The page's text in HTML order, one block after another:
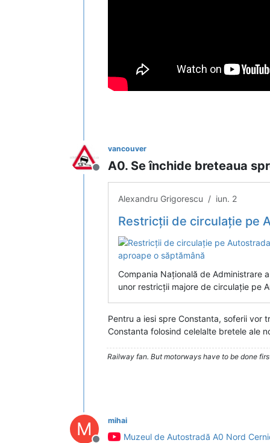
Deconectat
vancouver
A0. Se închide breteaua
Alexandru Grigorescu / iun. 2
Restricții de circulație pe Autostrada A0. Se
Compania Națională de Administrare
unor restricții majore de circulație pe
Pentru a iesi spre Constanta, soferii vor
Constanta folosind celelalte bretele ale
Railway fan. But motorways have to be done
M mihai
Muzeul de Autostradă A0 Nord